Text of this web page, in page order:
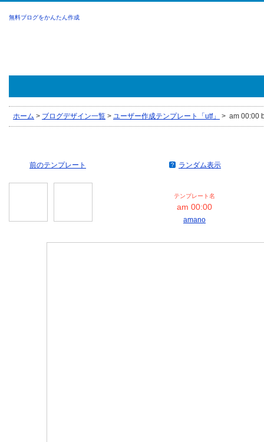
無料ブログをかんたん作成
ホーム > ブログデザイン一覧 > ユーザー作成テンプレート「utf」 > am 00:00
前のテンプレート ランダム表示
テンプレート名
am 00:00
amano